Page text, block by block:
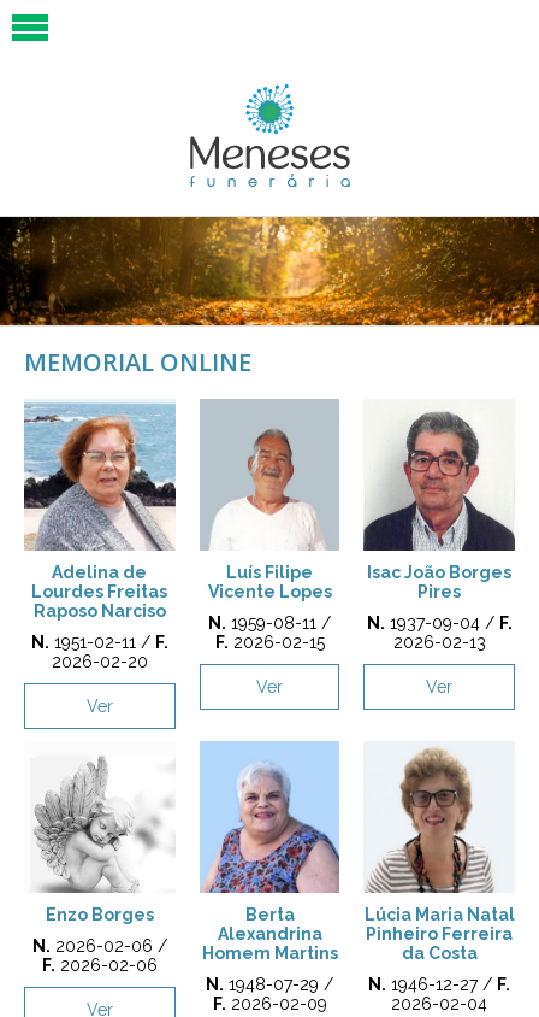
MEMORIAL ONLINE
Adelina de
Lourdes Freitas
Raposo Narciso
N. 1951-02-11 / F.
2026-02-20
Ver
Luís Filipe
Vicente Lopes
N. 1959-08-11 /
F. 2026-02-15
Ver
Isac João Borges
Pires
N. 1937-09-04 / F.
2026-02-13
Ver
Enzo Borges
N. 2026-02-06 /
F. 2026-02-06
Ver
Berta
Alexandrina
Homem Martins
N. 1948-07-29 /
F. 2026-02-09
Lúcia Maria Natal
Pinheiro Ferreira
da Costa
N. 1946-12-27 / F.
2026-02-04